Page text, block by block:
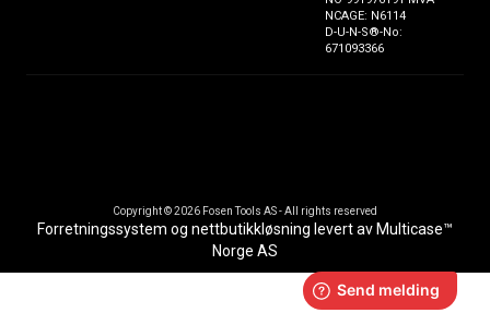
NCAGE: N6114
D-U-N-S®-No:
671093366
Copyright © 2026 Fosen Tools AS - All rights reserved
Forretningssystem og nettbutikkløsning levert av Multicase™
Norge AS